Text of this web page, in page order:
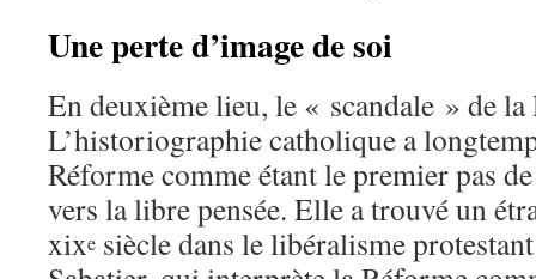
Une perte d’image de soi
En deuxième lieu, le « scandale » de la
L’historiographie catholique a
Réforme comme étant le premier pas
vers la libre pensée. Elle a trouvé un
xixe siècle dans le libéralisme